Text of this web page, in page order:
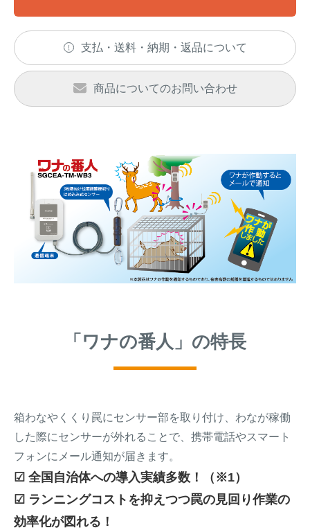
支払・送料・納期・返品について
商品についてのお問い合わせ
「ワナの番人」の特長
箱わなやくくり罠にセンサー部を取り付け、わなが稼働
した際にセンサーが外れることで、携帯電話やスマート
フォンにメール通知が届きます。
☑ 全国自治体への導入実績多数！（※1）
☑ ランニングコストを抑えつつ罠の見回り作業の
効率化が図れる！